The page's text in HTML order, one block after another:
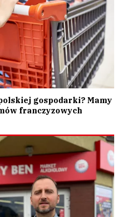
gospodarki? Mamy
franczyzowych